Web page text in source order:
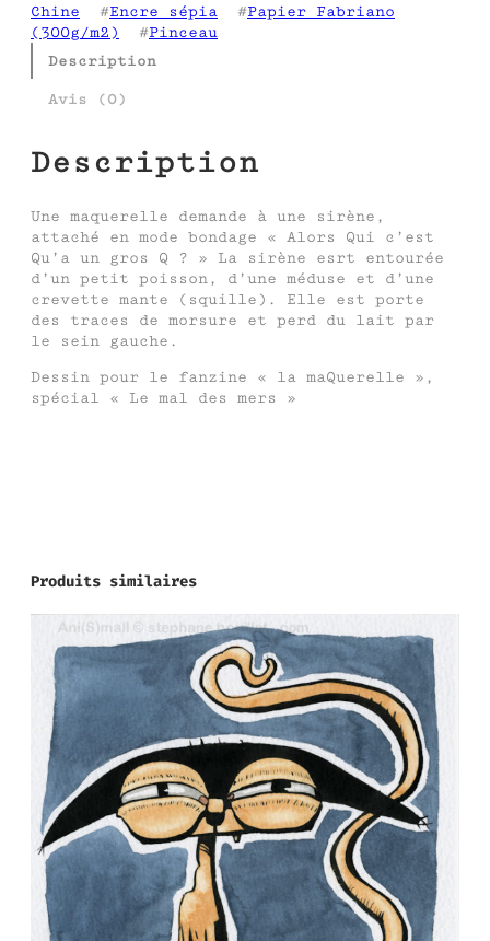
Chine
  #
Encre sépia
  #
Papier Fabriano
(300g/m2)
  #
Pinceau
Description
Avis (0)
Description
Une maquerelle demande à une sirène,
attaché en mode bondage « Alors Qui c’est
Qu’a un gros Q ? » La sirène esrt entourée
d’un petit poisson, d’une méduse et d’une
crevette mante (squille). Elle est porte
des traces de morsure et perd du lait par
le sein gauche.
Dessin pour le fanzine « la maQuerelle »,
spécial « Le mal des mers »
Produits similaires